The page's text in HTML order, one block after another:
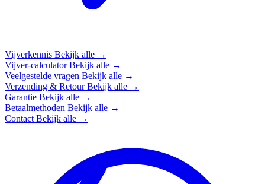
Vijverkennis Bekijk alle →
Vijver-calculatorBekijk alle →
Veelgestelde vragen Bekijk alle →
Verzending & RetourBekijk alle →
Garantie Bekijk alle →
Betaalmethoden Bekijk alle →
Contact Bekijk alle →